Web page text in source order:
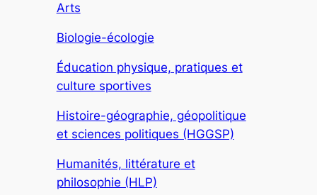
Arts
Biologie-écologie
Éducation physique, pratiques et
culture sportives
Histoire-géographie, géopolitique
et sciences politiques (HGGSP)
Humanités, littérature et
philosophie (HLP)